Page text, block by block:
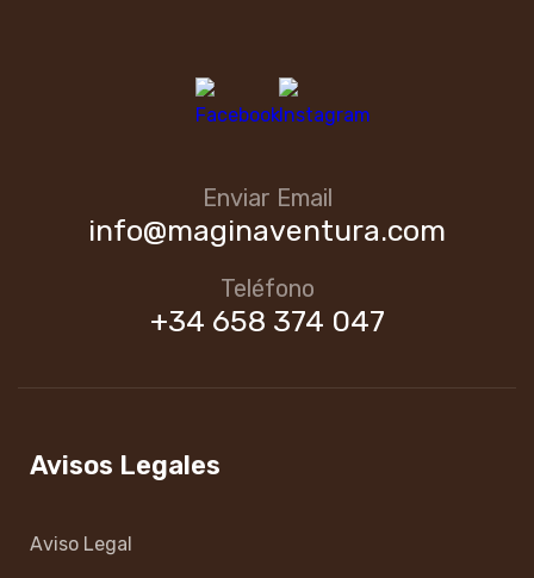
Enviar Email
info@maginaventura.com
Teléfono
+34 658 374 047
Avisos Legales
Aviso Legal